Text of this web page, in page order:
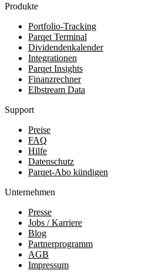
Produkte
Portfolio-Tracking
Parqet Terminal
Dividendenkalender
Integrationen
Parqet Insights
Finanzrechner
Elbstream Data
Support
Preise
FAQ
Hilfe
Datenschutz
Parqet-Abo kündigen
Unternehmen
Presse
Jobs / Karriere
Blog
Partnerprogramm
AGB
Impressum